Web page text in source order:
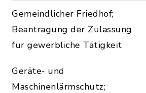
Gemeindlicher Friedhof;
Beantragung der Zulassung
für gewerbliche Tätigkeit
Geräte- und
Maschinenlärmschutz;